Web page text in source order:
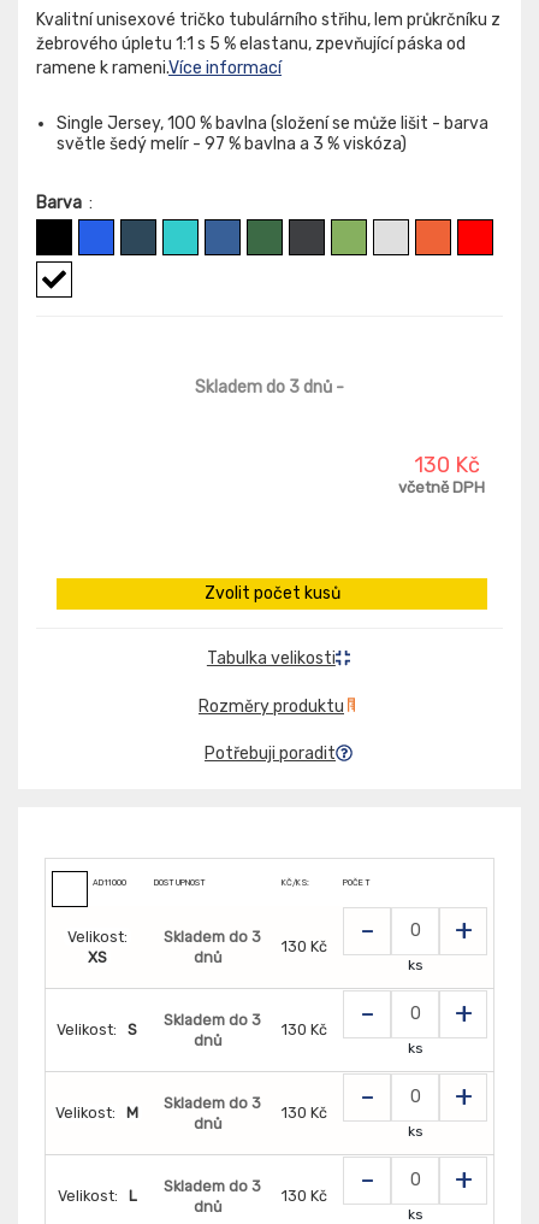
Kvalitní unisexové tričko tubulárního střihu, lem průkrčníku z
žebrového úpletu 1:1 s 5 % elastanu, zpevňující páska od
ramene k rameni.Více informací
Single Jersey, 100 % bavlna (složení se může lišit - barva
světle šedý melír - 97 % bavlna a 3 % viskóza)
Barva :
Skladem do 3 dnů -
130 Kč
včetně DPH
Zvolit počet kusů
Tabulka velikosti
Rozměry produktu
Potřebuji poradit
AD11000 DOSTUPNOST KČ/KS: POČET
Velikost:
XS
Skladem do 3
dnů
130 Kč - +
ks
Velikost: S
Skladem do 3
dnů
130 Kč - +
ks
Velikost: M
Skladem do 3
dnů
130 Kč - +
ks
Velikost: L
Skladem do 3
dnů
130 Kč - +
ks